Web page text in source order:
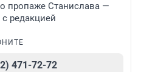
пропаже Станислава —
редакцией
471-72-72